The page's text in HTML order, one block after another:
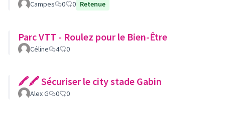
Campes 0 0 Retenue
Parc VTT - Roulez pour le Bien-Être
Céline 4 0
🖍🖍 Sécuriser le city stade Gabin
Alex G 0 0